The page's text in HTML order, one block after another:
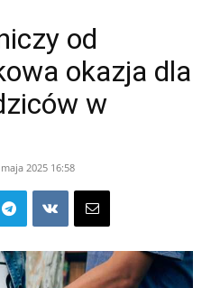
od
okazja dla
w
2025 16:58